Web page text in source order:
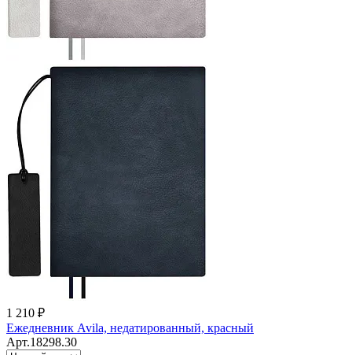
1 210 ₽
Ежедневник Avila, недатированный, красный
Арт.18298.30